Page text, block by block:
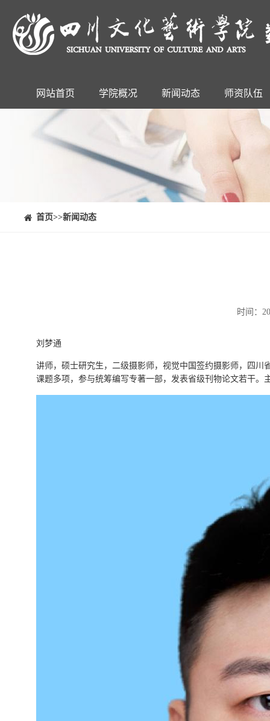
⠀⠀首页>>新闻动态
时间：
刘梦通
讲师，硕士研究生，二级摄影师，视觉中国签约摄影师，四川
课题多项，参与统筹编写专著一部，发表省级刊物论文若干
网站首页 学院概况 新闻动态 师资队伍